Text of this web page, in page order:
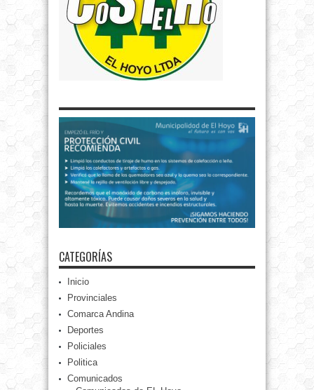
CATEGORÍAS
Inicio
Provinciales
Comarca Andina
Deportes
Policiales
Politica
Comunicados